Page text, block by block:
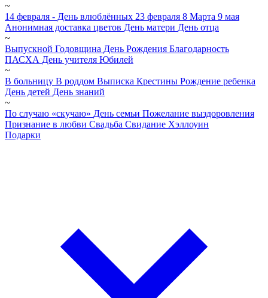
~
14 февраля - День влюблённых 23 февраля 8 Марта 9 мая
Анонимная доставка цветов День матери День отца
~
Выпускной Годовщина День Рождения Благодарность
ПАСХА День учителя Юбилей
~
В больницу В роддом Выписка Крестины Рождение ребенка
День детей День знаний
~
По случаю «скучаю» День семьи Пожелание выздоровления
Признание в любви Свадьба Свидание Хэллоуин
Подарки